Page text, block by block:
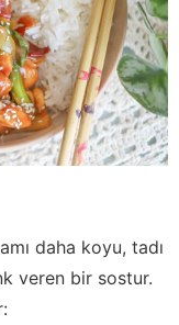
daha koyu, tadı
veren bir sostur.